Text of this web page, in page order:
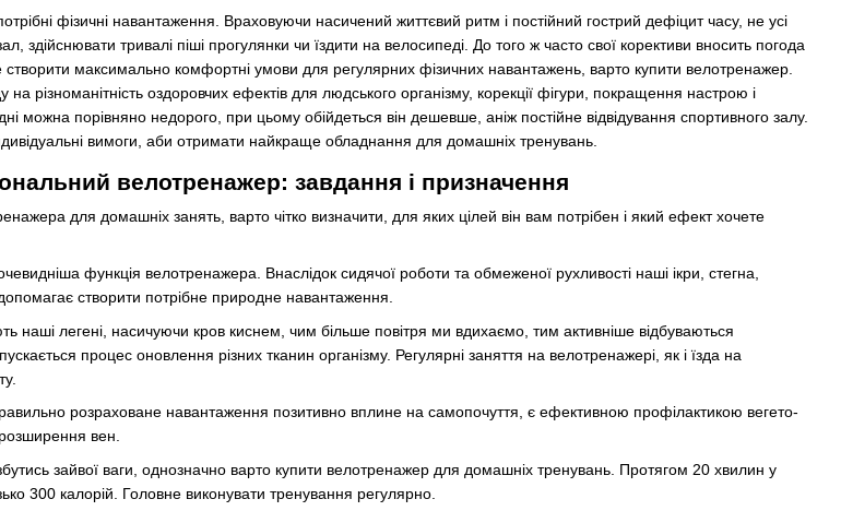
фізичні навантаження. Враховуючи насичений життєвий ритм і постійний гострий дефіцит часу, не усі
здійснювати тривалі піші прогулянки чи їздити на велосипеді. До того ж часто свої корективи вносить погода
створити максимально комфортні умови для регулярних фізичних навантажень, варто купити велотренажер.
різноманітність оздоровчих ефектів для людського організму, корекції фігури, покращення настрою і
можна порівняно недорого, при цьому обійдеться він дешевше, аніж постійне відвідування спортивного залу.
вимоги, аби отримати найкраще обладнання для домашніх тренувань.
велотренажер: завдання і призначення
для домашніх занять, варто чітко визначити, для яких цілей він вам потрібен і який ефект хочете
функція велотренажера. Внаслідок сидячої роботи та обмеженої рухливості наші ікри, стегна,
створити потрібне природне навантаження.
легені, насичуючи кров киснем, чим більше повітря ми вдихаємо, тим активніше відбуваються
процес оновлення різних тканин організму. Регулярні заняття на велотренажері, як і їзда на
розраховане навантаження позитивно вплине на самопочуття, є ефективною профілактикою вегето-
вен.
зайвої ваги, однозначно варто купити велотренажер для домашніх тренувань. Протягом 20 хвилин у
300 калорій. Головне виконувати тренування регулярно.